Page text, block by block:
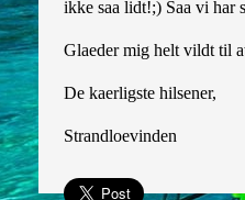
ikke saa lidt!;) Saa vi har
Glaeder mig helt vildt til
De kaerligste hilsener,
Strandloevinden